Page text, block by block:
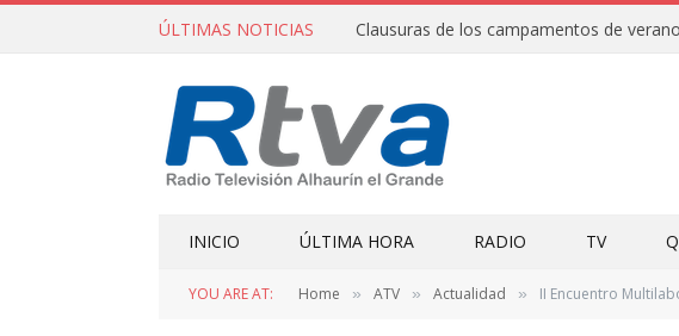
ÚLTIMAS NOTICIAS
INICIO ÚLTIMA HORA RADIO TV
YOU ARE AT: Home » ATV » Actualidad » II Encuentro